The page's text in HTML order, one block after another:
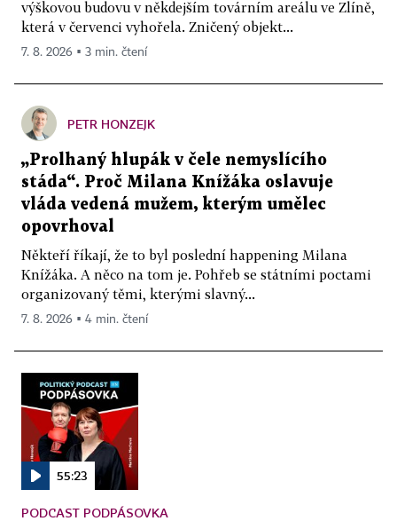
výškovou budovu v někdejším továrním areálu ve Zlíně,
která v červenci vyhořela. Zničený objekt...
7. 8. 2026 ▪ 3 min. čtení
PETR HONZEJK
„Prolhaný hlupák v čele nemyslícího
stáda“. Proč Milana Knížáka oslavuje
vláda vedená mužem, kterým umělec
opovrhoval
Někteří říkají, že to byl poslední happening Milana
Knížáka. A něco na tom je. Pohřeb se státními poctami
organizovaný těmi, kterými slavný...
7. 8. 2026 ▪ 4 min. čtení
55:23
PODCAST PODPÁSOVKA